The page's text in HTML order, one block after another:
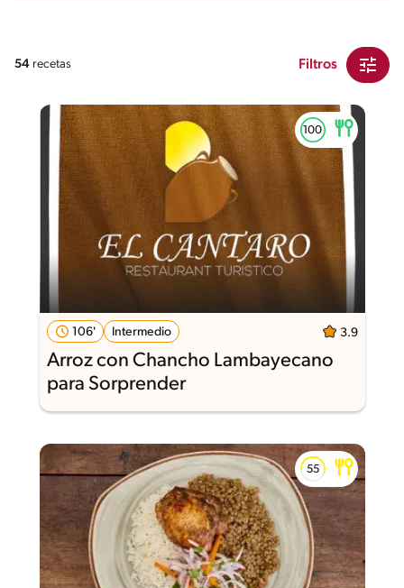
54 recetas Filtros
106' Intermedio 3.9
Arroz con Chancho Lambayecano
para Sorprender